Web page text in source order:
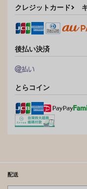
クレジットカード
後払い決済
とらコイン
配送